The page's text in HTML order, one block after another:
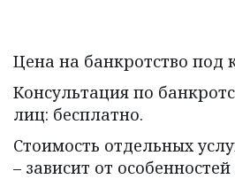
Цена на банкротство под
Консультация по
лиц: бесплатно.
Стоимость отдельных
– зависит от